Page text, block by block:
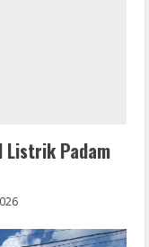
Listrik Padam